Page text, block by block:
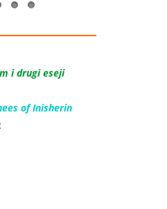
i drugi eseji
of Inisherin